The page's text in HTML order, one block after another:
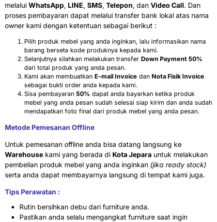
melalui WhatsApp, LINE, SMS, Telepon, dan Video Call. Dan
proses pembayaran dapat melalui transfer bank lokal atas nama
owner kami dengan ketentuan sebagai berikut :
Pilih produk mebel yang anda inginkan, lalu informasikan nama
barang berseta kode produknya kepada kami.
Selanjutnya silahkan melakukan transfer Down Payment 50%
dari total produk yang anda pesan.
Kami akan membuatkan E-mail Invoice dan Nota Fisik Invoice
sebagai bukti order anda kepada kami.
Sisa pembayaran 50% dapat anda bayarkan ketika produk
mebel yang anda pesan sudah selesai siap kirim dan anda sudah
mendapatkan foto final dari produk mebel yang anda pesan.
Metode Pemesanan Offline
Untuk pemesanan offline anda bisa datang langsung ke
Warehouse kami yang berada di Kota Jepara untuk melakukan
pembelian produk mebel yang anda inginkan (jika ready stock)
serta anda dapat membayarnya langsung di tempat kami juga.
Tips Perawatan :
Rutin bersihkan debu dari furniture anda.
Pastikan anda selalu mengangkat furniture saat ingin